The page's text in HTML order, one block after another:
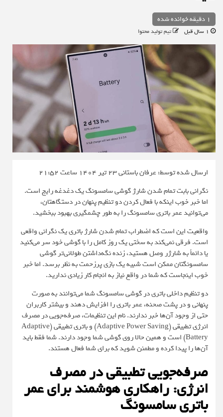
1 دقیقه خوانده شده
تیم تولید محتوا
ارسال شده توسط: عرفان باستانی23 تیر 1404 ساعت 21:52
نگرانی بابت تمام شدن شارژ گوشی سامسونگ یک دغدغه رایج است.
اما خبر خوب اینکه با فعال کردن دو تنظیم پنهان در دستگاهتان،
می‌توانید عمر باتری سامسونگ را به طور چشمگیری بهبود ببخشید.
واقعیت این است که اضطراب تمام شدن شارژ باتری یک نگرانی واقعی
است. فرقی نمی‌کند به سختی یک روز کامل را با گوشی خود سر می‌کنید
یا دائماً به شارژر وصل هستید، زنده نگه‌داشتن طولانی‌تر گوشی
سامسونگتان ممکن است شبیه یک بازی پرزحمت به نظر برسد. اما خبر
خوب اینجاست که شما در واقع نیاز به انجام کار زیادی ندارید.
دو تنظیم داخلی باتری در گوشی سامسونگ شما می‌توانند به صورت
پنهانی و در پشت صحنه، عمر باتری را افزایش دهند و بیشتر کاربران
حتی از وجود آن‌ها خبر ندارند. نام این تنظیمات، صرفه‌جویی در مصرف
انرژی تطبیقی (Adaptive Power Saving) و باتری تطبیقی (Adaptive
Battery) است و همین حالا روی گوشی شما وجود دارند. شما فقط باید
آن‌ها را پیدا کرده و مطمئن شوید که برای شما فعال هستند.
صرفه‌جویی تطبیقی در مصرف
انرژی: راهکاری هوشمند برای عمر
باتری سامسونگ